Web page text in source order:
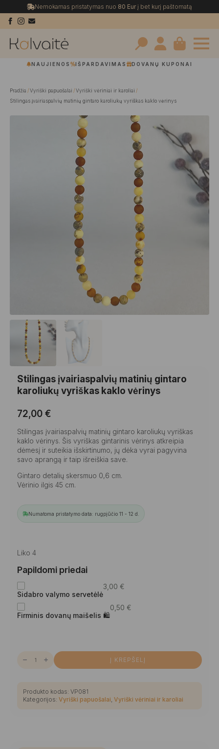
Nemokamas pristatymas nuo 80 Eurį bet kurį paštomatą
Search
NAUJIENOS IŠPARDAVIMAS DOVANŲ KUPONAI
Pradžia Vyriški papuošalai
Vyriški vėriniai ir karoliai
Stilingas įvairiaspalvių matinių gintaro karoliukų vyriškas kaklo vėrinys
Stilingas įvairiaspalvių matinių gintaro
karoliukų vyriškas kaklo vėrinys
72,00 €
Stilingas įvairiaspalvių matinių gintaro karoliukų vyriškas
kaklo vėrinys. Šis vyriškas gintarinis vėrinys atkreipia
dėmesį ir suteikia išskirtinumo, jų dėka vyrai pagyvina
savo aprangą ir taip išreiškia save.
Gintaro detalių skersmuo 0,6 cm.
Vėrinio ilgis 45 cm.
Numatoma pristatymo data: rugpjūčio 11 - 12 d.
Liko 4
Papildomi priedai
Sidabro valymo servetėlė
3,00 €
Firminis dovanų maišelis 🛍
0,50 €
kiekis:
gintaro
karoliukų
vyriškas
Į KREPŠELĮ
Produkto kodas: VP081
Kategorijos: Vyriški papuošalai Vyriški vėriniai ir karoliai